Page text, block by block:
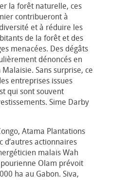
la forêt naturelle, ces
contribueront à
et à réduire les
de la forêt et des
menacées. Des dégâts
dénoncés en
Sans surprise, ce
entreprises issues
qui sont souvent
Sime Darby
Atama Plantations
d’autres actionnaires
malais Wah
Olam prévoit
ha au Gabon. Siva,